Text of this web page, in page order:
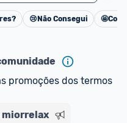
Cancelar
😢 Não Consegui 🤩
promoções dos termos
miorrelax